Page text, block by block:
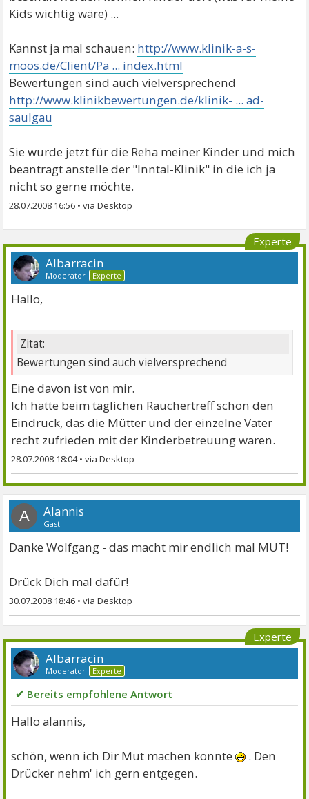
Kids wichtig wäre) ...
Kannst ja mal schauen: http://www.klinik-a-s-
moos.de/Client/Pa ... index.html
Bewertungen sind auch vielversprechend
http://www.klinikbewertungen.de/klinik- ... ad-
saulgau
Sie wurde jetzt für die Reha meiner Kinder und mich
beantragt anstelle der "Inntal-Klinik" in die ich ja
nicht so gerne möchte.
28.07.2008 16:56 •
Experte
Albarracin
Moderator Experte
Hallo,
Zitat:
Bewertungen sind auch vielversprechend
Eine davon ist von mir.
Ich hatte beim täglichen Rauchertreff schon den
Eindruck, das die Mütter und der einzelne Vater
recht zufrieden mit der Kinderbetreuung waren.
28.07.2008 18:04•
A Alannis
Gast
Danke Wolfgang - das macht mir endlich mal MUT!
Drück Dich mal dafür!
30.07.2008 18:46 •
Experte
Albarracin
Moderator Experte
✔ Bereits empfohlene Antwort
Hallo alannis,
schön, wenn ich Dir Mut machen konnte
. Den
Drücker nehm' ich gern entgegen.